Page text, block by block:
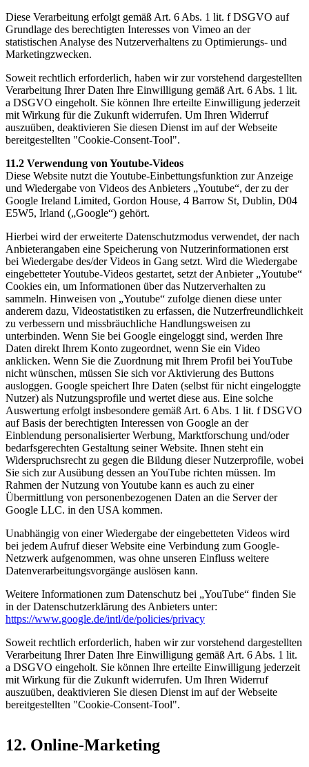
Diese Verarbeitung erfolgt gemäß Art. 6 Abs. 1 lit. f DSGVO auf
Grundlage des berechtigten Interesses von Vimeo an der
statistischen Analyse des Nutzerverhaltens zu Optimierungs- und
Marketingzwecken.
Soweit rechtlich erforderlich, haben wir zur vorstehend dargestellten
Verarbeitung Ihrer Daten Ihre Einwilligung gemäß Art. 6 Abs. 1 lit.
a DSGVO eingeholt. Sie können Ihre erteilte Einwilligung jederzeit
mit Wirkung für die Zukunft widerrufen. Um Ihren Widerruf
auszuüben, deaktivieren Sie diesen Dienst im auf der Webseite
bereitgestellten "Cookie-Consent-Tool".
11.2 Verwendung von Youtube-Videos
Diese Website nutzt die Youtube-Einbettungsfunktion zur Anzeige
und Wiedergabe von Videos des Anbieters „Youtube“, der zu der
Google Ireland Limited, Gordon House, 4 Barrow St, Dublin, D04
E5W5, Irland („Google“) gehört.
Hierbei wird der erweiterte Datenschutzmodus verwendet, der nach
Anbieterangaben eine Speicherung von Nutzerinformationen erst
bei Wiedergabe des/der Videos in Gang setzt. Wird die Wiedergabe
eingebetteter Youtube-Videos gestartet, setzt der Anbieter „Youtube“
Cookies ein, um Informationen über das Nutzerverhalten zu
sammeln. Hinweisen von „Youtube“ zufolge dienen diese unter
anderem dazu, Videostatistiken zu erfassen, die Nutzerfreundlichkeit
zu verbessern und missbräuchliche Handlungsweisen zu
unterbinden. Wenn Sie bei Google eingeloggt sind, werden Ihre
Daten direkt Ihrem Konto zugeordnet, wenn Sie ein Video
anklicken. Wenn Sie die Zuordnung mit Ihrem Profil bei YouTube
nicht wünschen, müssen Sie sich vor Aktivierung des Buttons
ausloggen. Google speichert Ihre Daten (selbst für nicht eingeloggte
Nutzer) als Nutzungsprofile und wertet diese aus. Eine solche
Auswertung erfolgt insbesondere gemäß Art. 6 Abs. 1 lit. f DSGVO
auf Basis der berechtigten Interessen von Google an der
Einblendung personalisierter Werbung, Marktforschung und/oder
bedarfsgerechten Gestaltung seiner Website. Ihnen steht ein
Widerspruchsrecht zu gegen die Bildung dieser Nutzerprofile, wobei
Sie sich zur Ausübung dessen an YouTube richten müssen. Im
Rahmen der Nutzung von Youtube kann es auch zu einer
Übermittlung von personenbezogenen Daten an die Server der
Google LLC. in den USA kommen.
Unabhängig von einer Wiedergabe der eingebetteten Videos wird
bei jedem Aufruf dieser Website eine Verbindung zum Google-
Netzwerk aufgenommen, was ohne unseren Einfluss weitere
Datenverarbeitungsvorgänge auslösen kann.
Weitere Informationen zum Datenschutz bei „YouTube“ finden Sie
in der Datenschutzerklärung des Anbieters unter:
https://www.google.de/intl/de/policies/privacy
Soweit rechtlich erforderlich, haben wir zur vorstehend dargestellten
Verarbeitung Ihrer Daten Ihre Einwilligung gemäß Art. 6 Abs. 1 lit.
a DSGVO eingeholt. Sie können Ihre erteilte Einwilligung jederzeit
mit Wirkung für die Zukunft widerrufen. Um Ihren Widerruf
auszuüben, deaktivieren Sie diesen Dienst im auf der Webseite
bereitgestellten "Cookie-Consent-Tool".
12. Online-Marketing